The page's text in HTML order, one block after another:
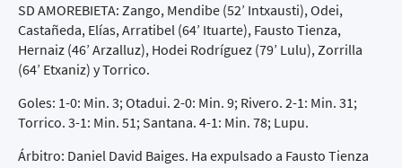
SD AMOREBIETA: Zango, Mendibe (52’ Intxausti), Odei,
Castañeda, Elías, Arratibel (64’ Ituarte), Fausto Tienza,
Hernaiz (46’ Arzalluz), Hodei Rodríguez (79’ Lulu), Zorrilla
(64’ Etxaniz) y Torrico.
Goles: 1-0: Min. 3; Otadui. 2-0: Min. 9; Rivero. 2-1: Min. 31;
Torrico. 3-1: Min. 51; Santana. 4-1: Min. 78; Lupu.
Árbitro: Daniel David Baiges. Ha expulsado a Fausto Tienza